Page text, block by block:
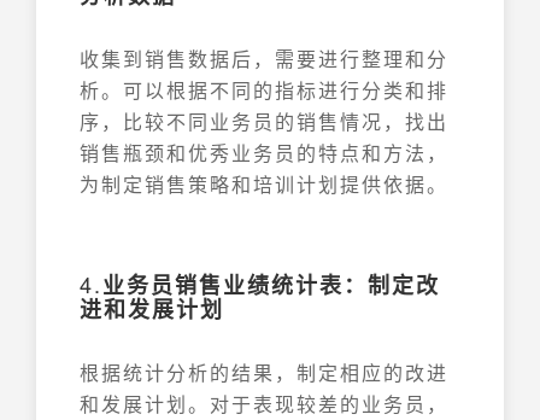
收集到销售数据后，需要进行整理和分
析。可以根据不同的指标进行分类和排
序，比较不同业务员的销售情况，找出
销售瓶颈和优秀业务员的特点和方法，
为制定销售策略和培训计划提供依据。
4.业务员销售业绩统计表：制定改
进和发展计划
根据统计分析的结果，制定相应的改进
和发展计划。对于表现较差的业务员，